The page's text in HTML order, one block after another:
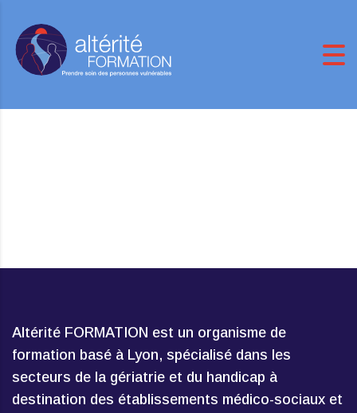
Altérité FORMATION est un organisme de
formation basé à Lyon, spécialisé dans les
secteurs de la gériatrie et du handicap à
destination des établissements médico-sociaux et